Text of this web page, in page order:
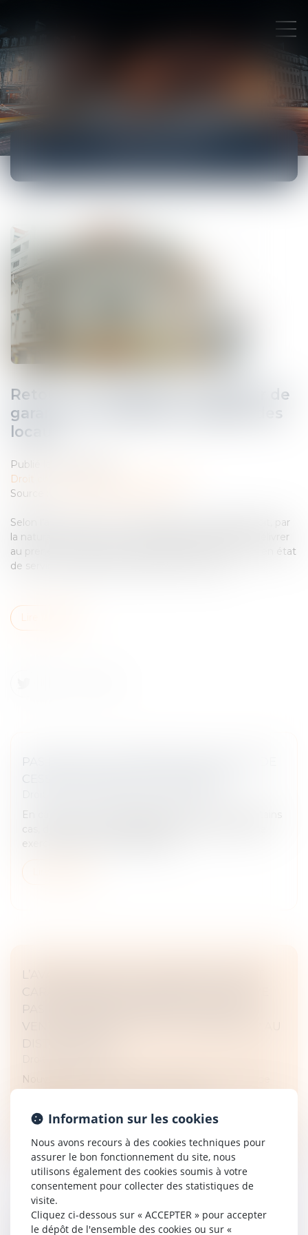
Retour sur l’obligation du bailleur de
garantir une jouissance paisible des
locaux
Publié le :
Droit commercial
Source :
Selon l’article 1719, 1° et 2° du Code civil, le bailleur doit, par
la nature du contrat et sans stipulation particulière, délivrer
au preneur la chose louée et entretenir cette chose en état
de servir à l’usage pour lequel elle a été louée...
Lire la suite
PAS DE DROIT DE PRÉEMPTION EN CAS DE
CESSION GLOBALE DE L’IMMEUBLE !
En cas de vente, le propriétaire est tenu, dans certains
cas, d’informer son locataire afin que celui-ci puisse
exercer son droit de préemption...
L’AVANTAGE SANS CONTREPARTIE N’EST
CARACTÉRISÉ QUE LORSQU’IL NE RELÈVE
PAS DES OBLIGATIONS D'ACHAT ET DE
VENTE CONSENTI PAR LE FOURNISSEUR AU
DISTRIBUTEUR !
Nouvel arrêt important dans le secteur de la grande
Lire la suite
RETOUR SUR L’OBLIGATION DU BAILLEUR
Information sur les cookies
Nous avons recours à des cookies techniques pour
assurer le bon fonctionnement du site, nous
utilisons également des cookies soumis à votre
consentement pour collecter des statistiques de
visite.
Cliquez ci-dessous sur « ACCEPTER » pour accepter
le dépôt de l'ensemble des cookies ou sur «